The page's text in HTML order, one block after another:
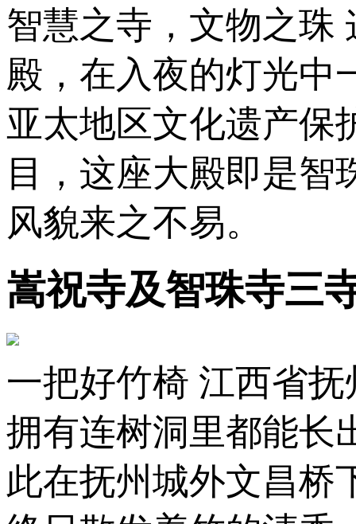
智慧之寺，文物之
殿，在入夜的灯光中
亚太地区文化遗产保
目，这座大殿即是智
风貌来之不易。
嵩祝寺及智珠寺三
一把好竹椅 江西省
拥有连树洞里都能长
此在抚州城外文昌桥